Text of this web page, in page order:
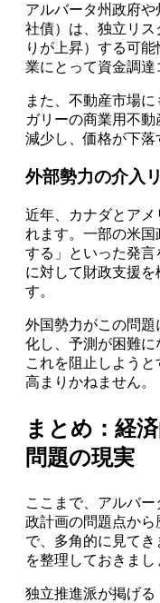
アルバータ州政府
社債）は、独立リ
りが上昇）する可
業にとって資金調達
また、不動産市場
ガリーの商業用不
減少し、価格が下落
外部勢力の介入
近年、カナダとア
れます。一部の米
する」といった発
に対して財政支援
す。
外国勢力がこの問
化し、予測が困難
これを阻止しよう
高まりかねません。
まとめ：経
問題の現実
ここまで、アルバ
政計画の問題点から
で、多角的に見て
を整理しておきまし
独立推進派が掲げ